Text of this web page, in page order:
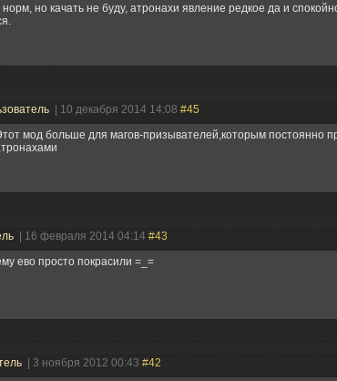
но качать не буду, атронахи явление редкое да и
| 10 декабря 2014 14:08 #45
мод больше для магов-призывателей,которым постоянно
| 16 февраля 2014 04:14 #43
ево просто покрасили =_=
| 3 ноября 2012 00:43 #42